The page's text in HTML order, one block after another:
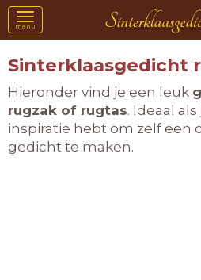
Toggle
navigation
menu
Sinterklaasgedicht
Hieronder vind je een leuk
rugzak of rugtas. Ideaal
inspiratie hebt om zelf een
gedicht te maken.